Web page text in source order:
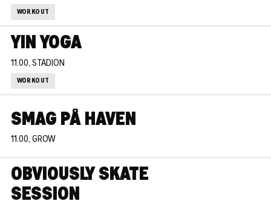
WORKOUT
YIN YOGA
11.00, STADION
WORKOUT
SMAG PÅ HAVEN
11.00, GROW
OBVIOUSLY SKATE
SESSION